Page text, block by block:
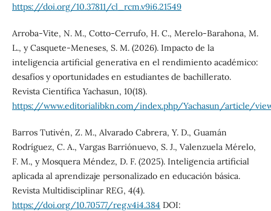
https://doi.org/10.37811/cl_rcm.v9i6.21549
Arroba-Vite, N. M., Cotto-Cerrufo, H. C., Merelo-Barahona, M.
L., y Casquete-Meneses, S. M. (2026). Impacto de la
inteligencia artificial generativa en el rendimiento académico:
desafíos y oportunidades en estudiantes de bachillerato.
Revista Científica Yachasun, 10(18).
https://www.editorialibkn.com/index.php/Yachasun/article/
Barros Tutivén, Z. M., Alvarado Cabrera, Y. D., Guamán
Rodríguez, C. A., Vargas Barriónuevo, S. J., Valenzuela Mérelo,
F. M., y Mosquera Méndez, D. F. (2025). Inteligencia artificial
aplicada al aprendizaje personalizado en educación básica.
Revista Multidisciplinar REG, 4(4).
https://doi.org/10.70577/reg.v4i4.384 DOI: